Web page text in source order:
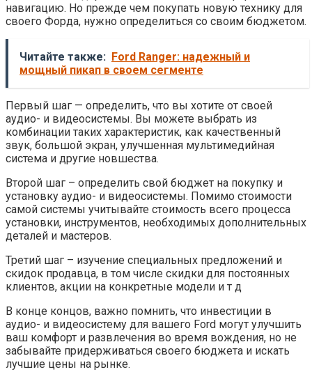
навигацию. Но прежде чем покупать новую технику для
своего Форда, нужно определиться со своим бюджетом.
Читайте также: Ford Ranger: надежный и
мощный пикап в своем сегменте
Первый шаг — определить, что вы хотите от своей
аудио- и видеосистемы. Вы можете выбрать из
комбинации таких характеристик, как качественный
звук, большой экран, улучшенная мультимедийная
система и другие новшества.
Второй шаг – определить свой бюджет на покупку и
установку аудио- и видеосистемы. Помимо стоимости
самой системы учитывайте стоимость всего процесса
установки, инструментов, необходимых дополнительных
деталей и мастеров.
Третий шаг – изучение специальных предложений и
скидок продавца, в том числе скидки для постоянных
клиентов, акции на конкретные модели и т д
В конце концов, важно помнить, что инвестиции в
аудио- и видеосистему для вашего Ford могут улучшить
ваш комфорт и развлечения во время вождения, но не
забывайте придерживаться своего бюджета и искать
лучшие цены на рынке.